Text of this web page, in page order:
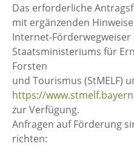
Das erforderliche
mit ergänzenden
Internet-Förderwegweiser
Staatsministeriums für
Forsten
und Tourismus (StMELF)
https://
zur Verfügung.
Anfragen auf Förderung
richten: